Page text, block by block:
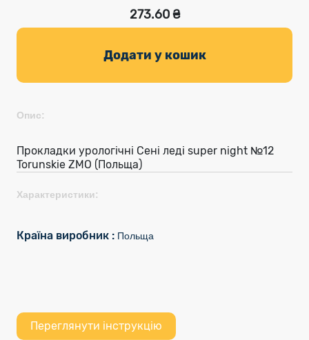
273.60 ₴
Додати у кошик
Опис:
Прокладки урологічні Сені леді super night №12
Torunskie ZMO (Польща)
Характеристики:
Країна виробник : Польща
Переглянути інструкцію